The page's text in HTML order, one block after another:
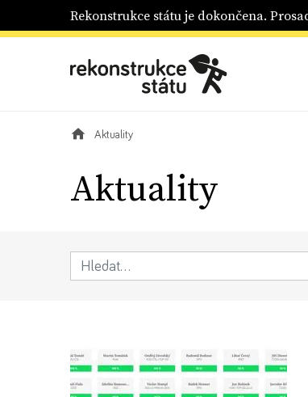
Rekonstrukce státu je dokončena.
Aktuality
Aktuality